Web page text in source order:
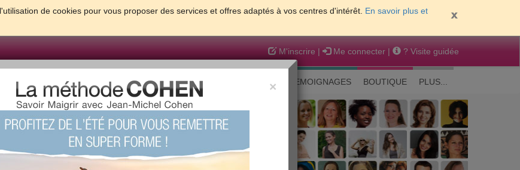
de cookies pour vous proposer des services et offres adaptés à vos centres d'intérêt. En savoir plus et
M'inscrire | Me connecter | ? Visite guidée
& SANTE PSYCHO & TESTS GROSSESSE & BEBE TEMOIGNAGES BOUTIQUE PLUS...
×